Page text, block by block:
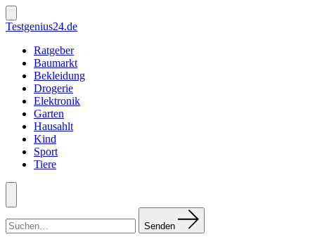
Zum
Inhalt
springen
Suche
ein-/ausblenden
Testgenius24.de
Ratgeber
Baumarkt
Bekleidung
Drogerie
Elektronik
Garten
Hausahlt
Kind
Sport
Tiere
Menü
nach:
Senden